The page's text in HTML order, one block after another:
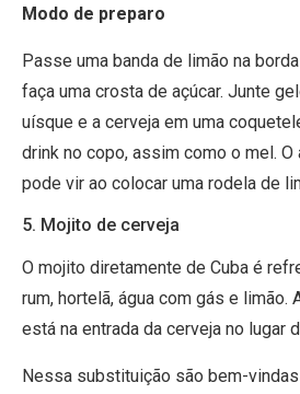
Modo de preparo
Passe uma banda de limão na
faça uma crosta de açúcar. Junte
uísque e a cerveja em uma
drink no copo, assim como o mel. O
pode vir ao colocar uma rodela de
5. Mojito de cerveja
O mojito diretamente de Cuba é
rum, hortelã, água com gás e limão.
está na entrada da cerveja no lugar
Nessa substituição são bem-